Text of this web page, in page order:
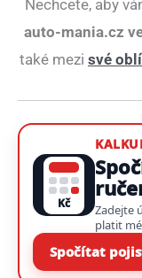
Nechcete, aby
auto-mania.cz
také mezi své
Kč
Zadejte
platit
Spočítat